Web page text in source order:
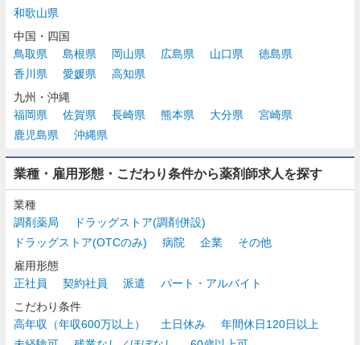
和歌山県
中国・四国
鳥取県
島根県 岡山県 広島県 山口県
徳島県
香川県
愛媛県
高知県
九州・沖縄
福岡県
佐賀県 長崎県 熊本県 大分県
宮崎県
鹿児島県
沖縄県
業種・雇用形態・こだわり条件から薬剤師求人を探す
業種
調剤薬局
ドラッグストア(調剤併設)
ドラッグストア(OTCのみ)
病院 企業
その他
雇用形態
正社員
契約社員 派遣
パート・アルバイト
こだわり条件
高年収（年収600万以上）
土日休み
年間休日120日以上